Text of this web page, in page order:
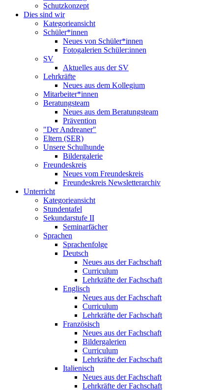
Schutzkonzept
Dies sind wir
Kategorieansicht
Schüler*innen
Neues von Schüler*innen
Fotogalerien Schüler:innen
SV
Aktuelles aus der SV
Lehrkräfte
Neues aus dem Kollegium
Mitarbeiter*innen
Beratungsteam
Neues aus dem Beratungsteam
Prävention
"Der Andreaner"
Eltern (SER)
Unsere Schulhunde
Bildergalerie
Freundeskreis
Neues vom Freundeskreis
Freundeskreis Newsletterarchiv
Unterricht
Kategorieansicht
Stundentafel
Sekundarstufe II
Seminarfächer
Sprachen
Sprachenfolge
Deutsch
Neues aus der Fachschaft
Curriculum
Lehrkräfte der Fachschaft
Englisch
Neues aus der Fachschaft
Curriculum
Lehrkräfte der Fachschaft
Französisch
Neues aus der Fachschaft
Bildergalerien
Curriculum
Lehrkräfte der Fachschaft
Italienisch
Neues aus der Fachschaft
Lehrkräfte der Fachschaft